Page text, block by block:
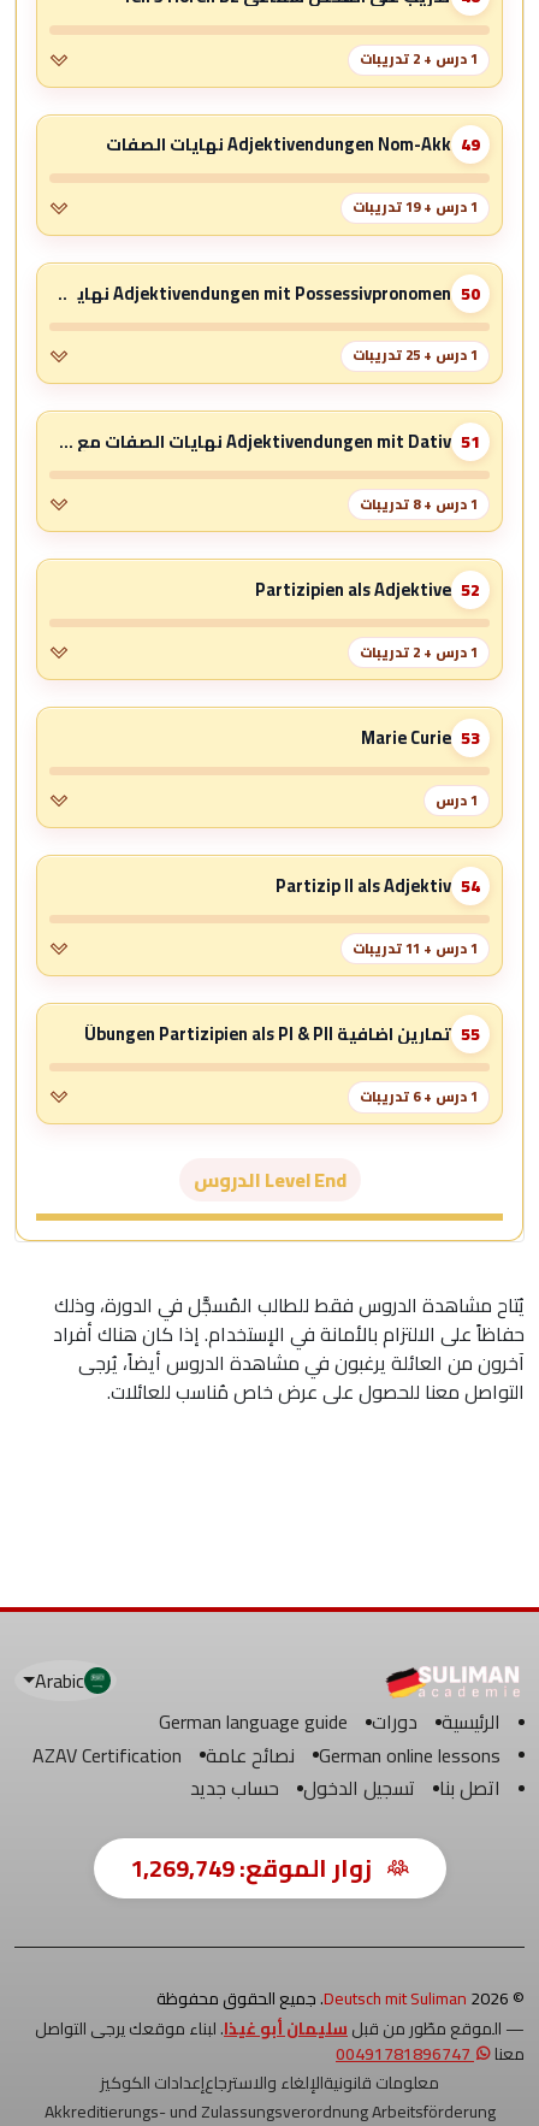
1 درس + 2 تدريبات
49 Adjektivendungen Nom-Akk نهايات الصفات
1 درس + 19 تدريبات
50 Adjektivendungen mit Possessivpronomen نهايات الصفات مع ضائر الملكية
1 درس + 25 تدريبات
51 Adjektivendungen mit Dativ نهايات الصفات مع المجرور + شرح صورة
1 درس + 8 تدريبات
52
Partizipien als Adjektive
1 درس + 2 تدريبات
53
Marie Curie
1 درس
54
Partizip II als Adjektiv
1 درس + 11 تدريبات
55 تمارين اضافية Übungen Partizipien als PI & PII
1 درس + 6 تدريبات
Level End الدروس
يُتاح مشاهدة الدروس فقط للطالب المُسجَّل في الدورة، وذلك
حفاظاً على الالتزام بالأمانة في الإستخدام. إذا كان هناك أفراد
آخرون من العائلة يرغبون في مشاهدة الدروس أيضاً، يُرجى
التواصل معنا للحصول على عرض خاص مُناسب للعائلات.
الرئيسية دورات
German language guide
German online lessons
نصائح عامة
AZAV Certification
اتصل بنا
تسجيل الدخول حساب جديد
Arabic
زوار الموقع:1,269,749
© 2026
Deutsch mit Suliman. جميع الحقوق محفوظة
— الموقع مطّور من قبلسليمان أبو غيذا. لبناء موقعك يرجى التواصل
معنا
00491781896747
معلومات قانونيةالإلغاء والاسترجاعإعدادات الكوكيز
Akkreditierungs- und Zulassungsverordnung Arbeitsförderung